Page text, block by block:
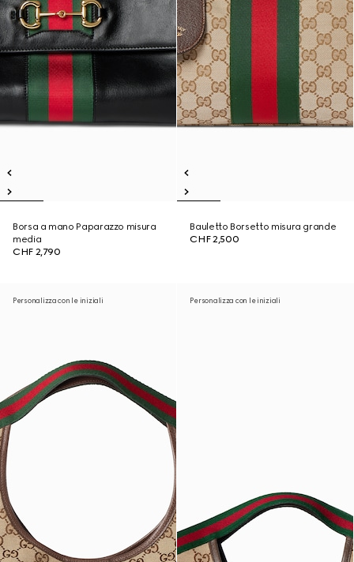
Borsa a mano Paparazzo misura
media
CHF 2,790
Bauletto Borsetto misura grande
CHF 2,500
Personalizza con le iniziali Personalizza con le iniziali